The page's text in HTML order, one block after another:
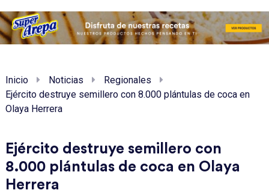
Inicio Noticias
Regionales
Ejército destruye semillero con 8.000 plántulas de coca en
Olaya Herrera
Ejército destruye semillero con
8.000 plántulas de coca en Olaya
Herrera